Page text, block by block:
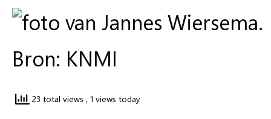
Bron: KNMI
23 total views , 1 views today